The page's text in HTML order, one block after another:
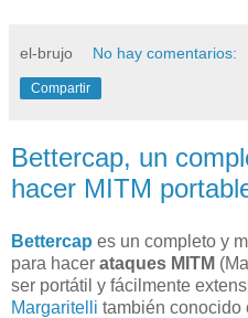
el-brujo No hay comentarios:
Compartir
Bettercap, un
hacer MITM
Bettercap es un completo y
para hacer ataques MITM
ser portátil y fácilmente
Margaritelli también conocido